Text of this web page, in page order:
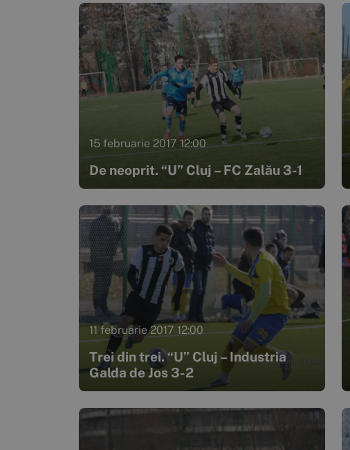
15 februarie 2017 12:00
De neoprit. “U” Cluj – FC Zalău 3-1
11 februarie 2017 12:00
Trei din trei. “U” Cluj – Industria
Galda de Jos 3-2